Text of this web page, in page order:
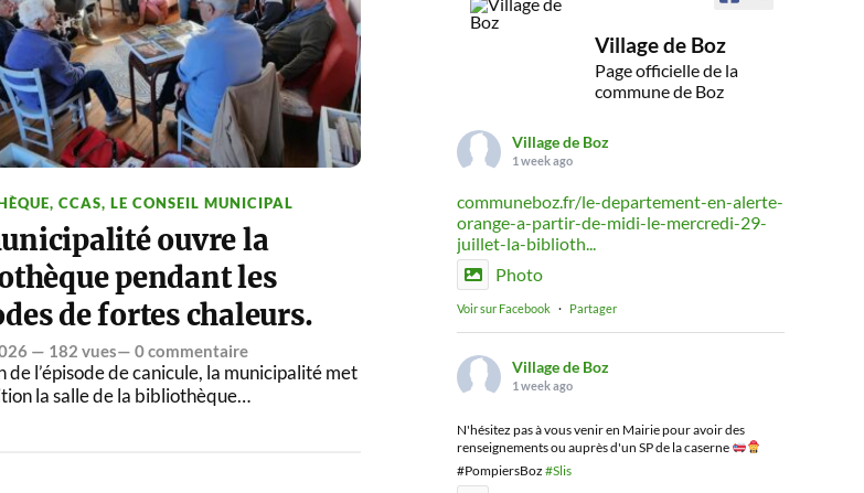
,CCAS,LE CONSEIL MUNICIPAL
ouvre la
pendant les
de fortes chaleurs.
— 182 vues—0 commentaire
de l’épisode de canicule, la municipalité met
la salle de la bibliothèque…
Village de Boz
Page officielle de la
commune de Boz
Village de Boz
1 week ago
communeboz.fr/le-departement-en-alerte-
orange-a-partir-de-midi-le-mercredi-29-
juillet-la-biblioth...
Photo
Voir sur Facebook · Partager
Village de Boz
1 week ago
N'hésitez pas à vous venir en Mairie pour avoir des
renseignements ou auprès d'un SP de la caserne
#PompiersBoz #Slis